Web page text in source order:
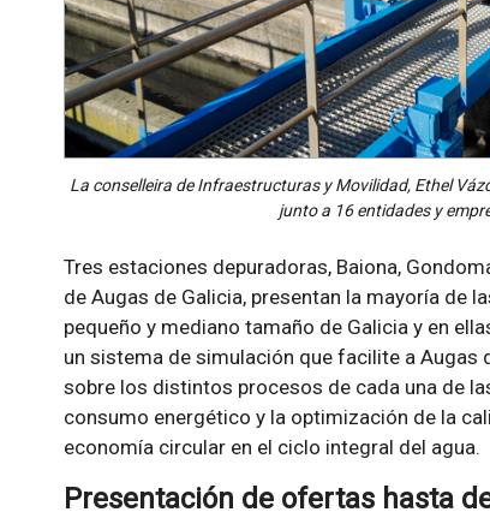
La conselleira de Infraestructuras y Movilidad, Ethel
junto a 16 entidades y
Tres estaciones depuradoras, Baiona,
de Augas de Galicia, presentan la mayoría de
pequeño y mediano tamaño de Galicia y en
un sistema de simulación que facilite a Augas
sobre los distintos procesos de cada una de
consumo energético y la optimización de la
economía circular en el ciclo integral del agua.
Presentación de ofertas hasta